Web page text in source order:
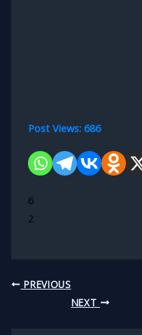
Post Views: 686
6
2
PREVIOUS
NEXT